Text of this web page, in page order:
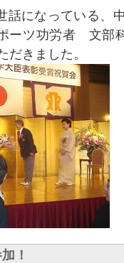
話になっている、
ーツ功労者 文部
だきました。
！